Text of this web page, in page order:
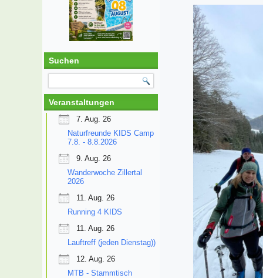
Suchen
Veranstaltungen
7. Aug. 26
Naturfreunde KIDS Camp
7.8. - 8.8.2026
9. Aug. 26
Wanderwoche Zillertal
2026
11. Aug. 26
Running 4 KIDS
11. Aug. 26
Lauftreff (jeden Dienstag))
12. Aug. 26
MTB - Stammtisch